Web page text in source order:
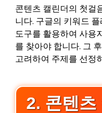
콘텐츠 캘린더의 첫걸
니다. 구글의 키워드
도구를 활용하여 사용
를 찾아야 합니다. 그
고려하여 주제를 선정
2. 콘텐츠